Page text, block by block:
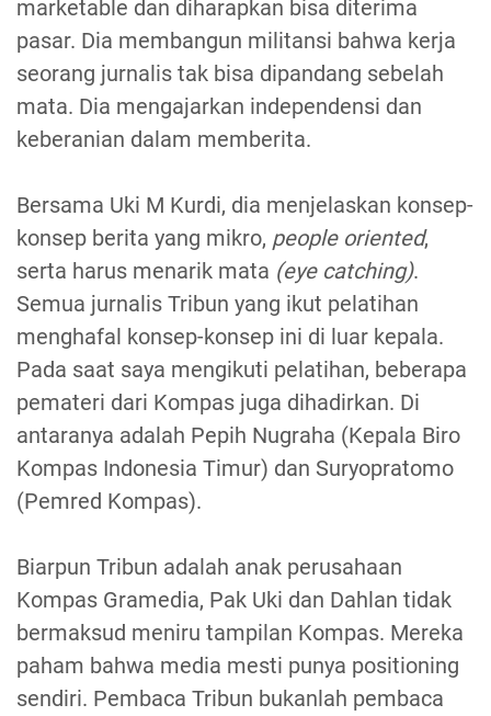
marketable dan diharapkan bisa diterima
pasar. Dia membangun militansi bahwa kerja
seorang jurnalis tak bisa dipandang sebelah
mata. Dia mengajarkan independensi dan
keberanian dalam memberita.
Bersama Uki M Kurdi, dia menjelaskan konsep-
konsep berita yang mikro, people oriented,
serta harus menarik mata (eye catching).
Semua jurnalis Tribun yang ikut pelatihan
menghafal konsep-konsep ini di luar kepala.
Pada saat saya mengikuti pelatihan, beberapa
pemateri dari Kompas juga dihadirkan. Di
antaranya adalah Pepih Nugraha (Kepala Biro
Kompas Indonesia Timur) dan Suryopratomo
(Pemred Kompas).
Biarpun Tribun adalah anak perusahaan
Kompas Gramedia, Pak Uki dan Dahlan tidak
bermaksud meniru tampilan Kompas. Mereka
paham bahwa media mesti punya positioning
sendiri. Pembaca Tribun bukanlah pembaca